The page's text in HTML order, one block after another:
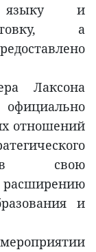
языку и
а
Лаксона
отношений
свою
и